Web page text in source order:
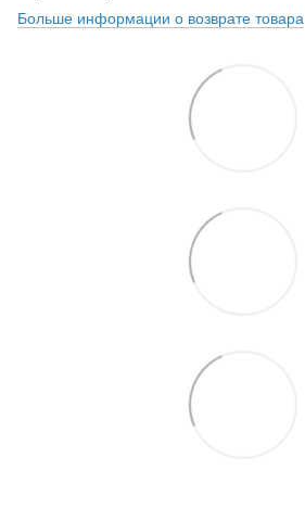
Больше информации о возврате товара